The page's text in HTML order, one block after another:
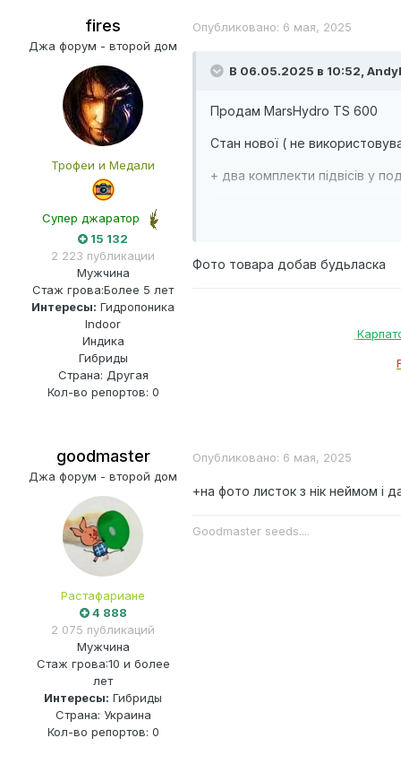
fires
Джа форум - второй дом
Трофеи и Медали
Супер джаратор
15 132
2 223 публикации
Мужчина
Стаж грова:Более 5 лет
Интересы: Гидропоника
Indoor
Индика
Гибриды
Страна: Другая
Кол-во репортов: 0
Опубликовано: 6 мая, 2025
В 06.05.2025 в 10:52,
Продам MarsHydro TS 600
Стан нової ( не
+ два комплекти підвісів у
Фото товара добав будьласка
goodmaster
Джа форум - второй дом
Растафариане
4 888
2 075 публикаций
Мужчина
Стаж грова:10 и более
лет
Интересы: Гибриды
Страна: Украина
Кол-во репортов: 0
Опубликовано: 6 мая, 2025
+на фото листок з нік неймом і
Goodmaster seeds....